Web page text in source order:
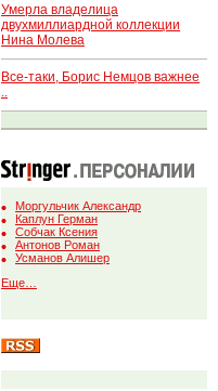
Умерла владелица
двухмиллиардной коллекции
Нина Молева
Все-таки, Борис Немцов важнее
..
Моргульчик Александр
Каплун Герман
Собчак Ксения
Антонов Роман
Усманов Алишер
Еще…